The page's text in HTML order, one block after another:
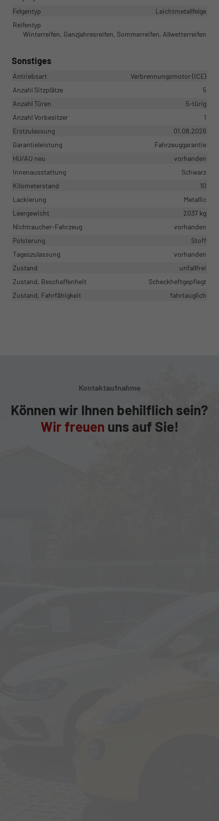
Felgentyp
Leichtmetallfelge
Reifentyp
Winterreifen, Ganzjahresreifen, Sommerreifen, Allwetterreifen
Sonstiges
Antriebsart
Verbrennungsmotor (ICE)
Anzahl Sitzplätze
5
Anzahl Türen
5-türig
Anzahl Vorbesitzer
1
Erstzulassung
01.08.2026
Garantieleistung
Fahrzeuggarantie
HU/AU neu
vorhanden
Innenausstattung
Schwarz
Kilometerstand
10
Lackierung
Metallic
Leergewicht
2037 kg
Nichtraucher-Fahrzeug
vorhanden
Polsterung
Stoff
Tageszulassung
vorhanden
Zustand
unfallfrei
Zustand, Beschaffenheit
Scheckheftgepflegt
Zustand, Fahrfähigkeit
fahrtauglich
Kontaktaufnahme
Können wir Ihnen behilflich sein?
Wir freuen uns auf Sie!